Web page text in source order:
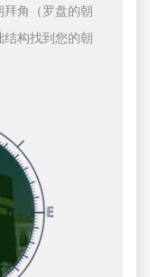
角（罗盘的朝
构找到您的朝